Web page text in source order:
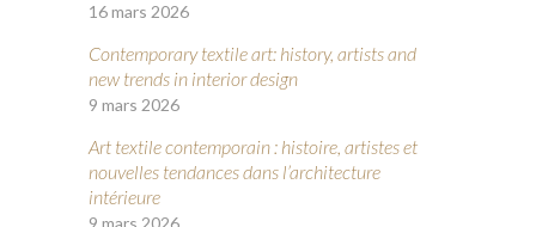
16 mars 2026
Contemporary textile art: history, artists and
new trends in interior design
9 mars 2026
Art textile contemporain : histoire, artistes et
nouvelles tendances dans l’architecture
intérieure